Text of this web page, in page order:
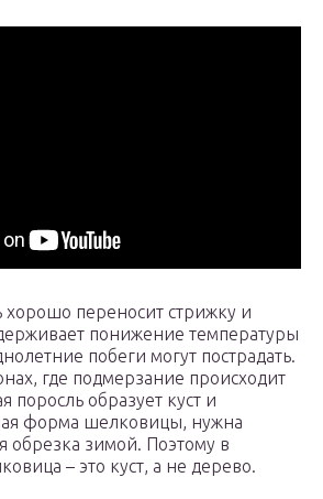
переносит стрижку и
понижение температуры
побеги могут пострадать.
где подмерзание происходит
поросль образует куст и
форма шелковицы, нужна
обрезка зимой. Поэтому в
– это куст, а не дерево.